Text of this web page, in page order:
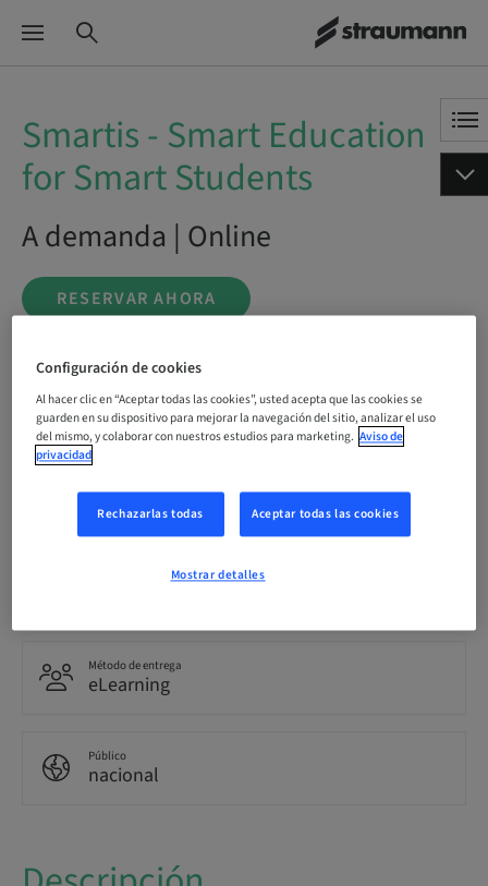
Smartis - Smart Education
for Smart Students
A demanda | Online
RESERVAR AHORA
Estado
reservable
Alemán
Método de entrega
eLearning
Público
nacional
Configuración de cookies
Al hacer clic en “Aceptar todas las cookies”, usted acepta que las cookies se
guarden en su dispositivo para mejorar la navegación del sitio, analizar el uso
del mismo, y colaborar con nuestros estudios para marketing. Aviso de
privacidad
Rechazarlas todas Aceptar todas las cookies
Mostrar detalles